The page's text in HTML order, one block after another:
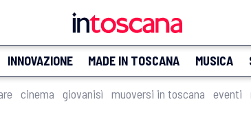
INNOVAZIONE MADE IN TOSCANA MUSICA
cinema giovanisì muoversi in toscana eventi